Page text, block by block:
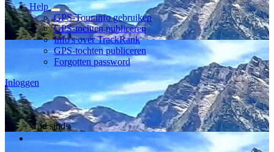
Help
GPS-Tour.info gebruiken
GPS-tochten publiceren
Info's over TrackRank
GPS-tochten publiceren
Forgotten password
Inloggen
Lid sinds